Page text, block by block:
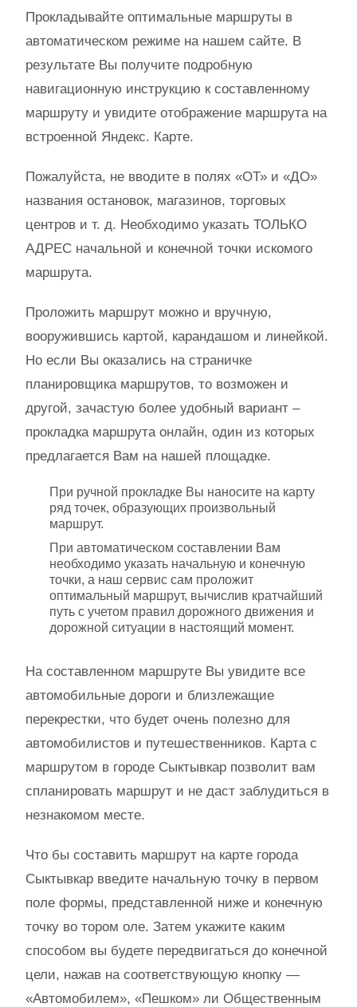
Прокладывайте оптимальные маршруты в
автоматическом режиме на нашем сайте. В
результате Вы получите подробную
навигационную инструкцию к составленному
маршруту и увидите отображение маршрута на
встроенной Яндекс. Карте.
Пожалуйста, не вводите в полях «ОТ» и «ДО»
названия остановок, магазинов, торговых
центров и т. д. Необходимо указать ТОЛЬКО
АДРЕС начальной и конечной точки искомого
маршрута.
Проложить маршрут можно и вручную,
вооружившись картой, карандашом и линейкой.
Но если Вы оказались на страничке
планировщика маршрутов, то возможен и
другой, зачастую более удобный вариант –
прокладка маршрута онлайн, один из которых
предлагается Вам на нашей площадке.
При ручной прокладке Вы наносите на карту
ряд точек, образующих произвольный
маршрут.
При автоматическом составлении Вам
необходимо указать начальную и конечную
точки, а наш сервис сам проложит
оптимальный маршрут, вычислив кратчайший
путь с учетом правил дорожного движения и
дорожной ситуации в настоящий момент.
На составленном маршруте Вы увидите все
автомобильные дороги и близлежащие
перекрестки, что будет очень полезно для
автомобилистов и путешественников. Карта с
маршрутом в городе Сыктывкар позволит вам
спланировать маршрут и не даст заблудиться в
незнакомом месте.
Что бы составить маршрут на карте города
Сыктывкар введите начальную точку в первом
поле формы, представленной ниже и конечную
точку во тором оле. Затем укажите каким
способом вы будете передвигаться до конечной
цели, нажав на соответствующую кнопку —
«Автомобилем», «Пешком» ли Общественным